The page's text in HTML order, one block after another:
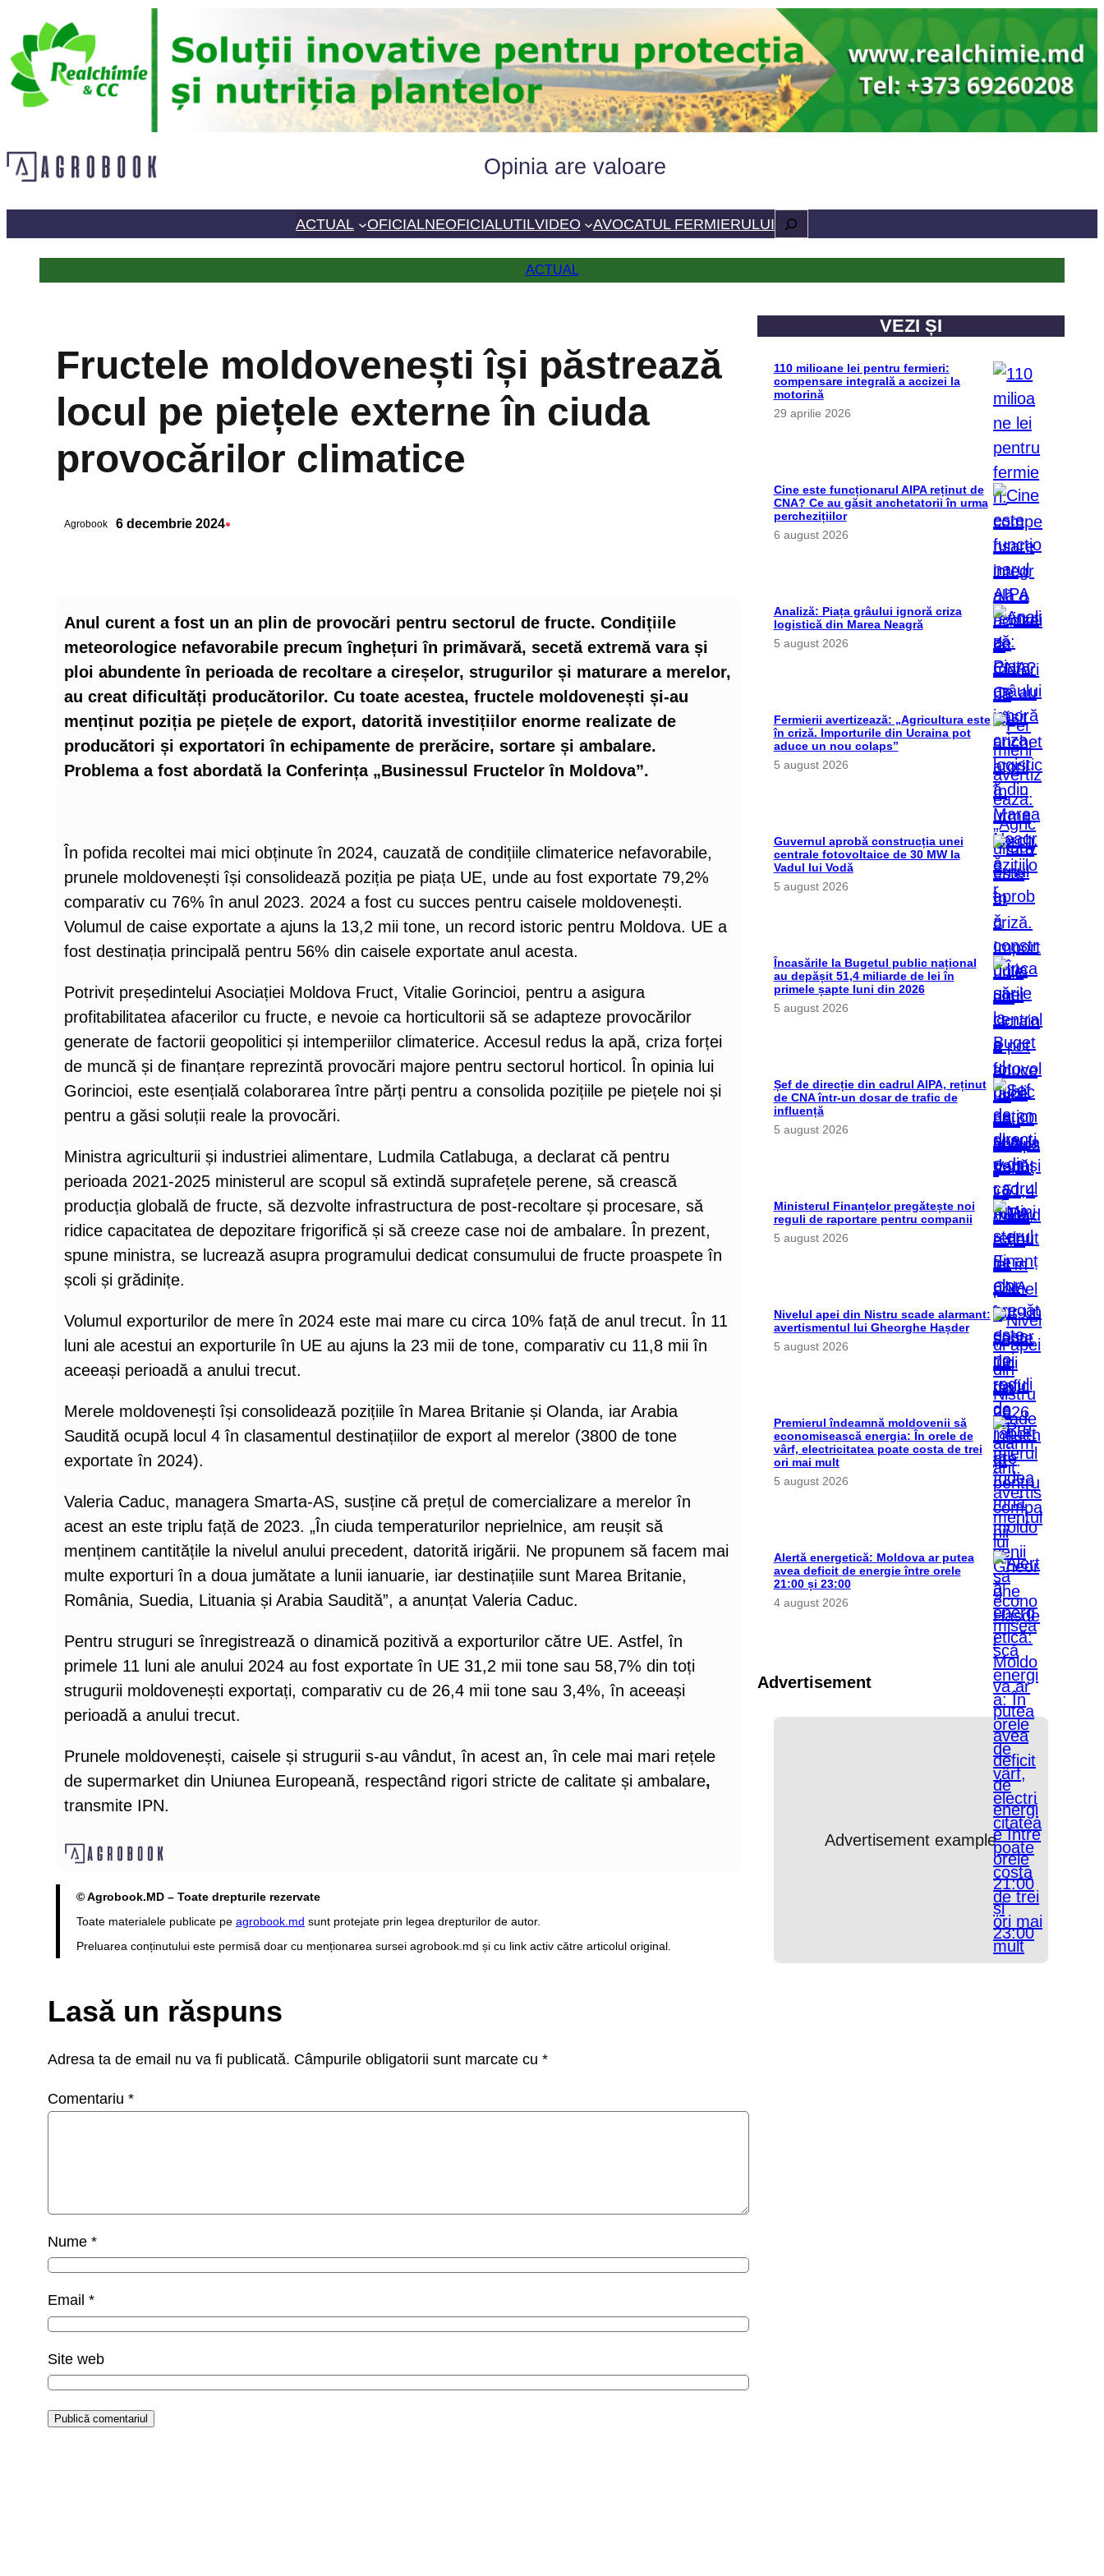
conținut
Opinia are valoare
ACTUAL OFICIALNEOFICIALUTILVIDEO AVOCATUL FERMIERULUICaută
ACTUAL
Fructele moldovenești își păstrează
locul pe piețele externe în ciuda
provocărilor climatice
Agrobook 6 decembrie 2024•
Anul curent a fost un an plin de provocări pentru sectorul de fructe. Condițiile
meteorologice nefavorabile precum înghețuri în primăvară, secetă extremă vara și
ploi abundente în perioada de recoltare a cireșelor, strugurilor și maturare a merelor,
au creat dificultăți producătorilor. Cu toate acestea, fructele moldovenești și-au
menținut poziția pe piețele de export, datorită investițiilor enorme realizate de
producători și exportatori în echipamente de prerăcire, sortare și ambalare.
Problema a fost abordată la Conferința „Businessul Fructelor în Moldova”.
În pofida recoltei mai mici obținute în 2024, cauzată de condițiile climaterice nefavorabile,
prunele moldovenești își consolidează poziția pe piața UE, unde au fost exportate 79,2%
comparativ cu 76% în anul 2023. 2024 a fost cu succes pentru caisele moldovenești.
Volumul de caise exportate a ajuns la 13,2 mii tone, un record istoric pentru Moldova. UE a
fost destinația principală pentru 56% din caisele exportate anul acesta.
Potrivit președintelui Asociației Moldova Fruct, Vitalie Gorincioi, pentru a asigura
profitabilitatea afacerilor cu fructe, e nevoie ca horticultorii să se adapteze provocărilor
generate de factorii geopolitici și intemperiilor climaterice. Accesul redus la apă, criza forței
de muncă și de finanțare reprezintă provocări majore pentru sectorul horticol. În opinia lui
Gorincioi, este esențială colaborarea între părți pentru a consolida pozițiile pe piețele noi și
pentru a găsi soluții reale la provocări.
Ministra agriculturii și industriei alimentare, Ludmila Catlabugа, a declarat că pentru
perioada 2021-2025 ministerul are scopul să extindă suprafețele perene, să crească
producția globală de fructe, să dezvolte infrastructura de post-recoltare și procesare, să
ridice capacitatea de depozitare frigorifică și să creeze case noi de ambalare. În prezent,
spune ministra, se lucrează asupra programului dedicat consumului de fructe proaspete în
școli și grădinițe.
Volumul exporturilor de mere în 2024 este mai mare cu circa 10% față de anul trecut. În 11
luni ale acestui an exporturile în UE au ajuns la 23 mii de tone, comparativ cu 11,8 mii în
aceeași perioadă a anului trecut.
Merele moldovenești își consolidează pozițiile în Marea Britanie și Olanda, iar Arabia
Saudită ocupă locul 4 în clasamentul destinațiilor de export al merelor (3800 de tone
exportate în 2024).
Valeria Caduc, managera Smarta-AS, susține că prețul de comercializare a merelor în
acest an este triplu față de 2023. „În ciuda temperaturilor neprielnice, am reușit să
menținem cantitățile la nivelul anului precedent, datorită irigării. Ne propunem să facem mai
multe exporturi în a doua jumătate a lunii ianuarie, iar destinațiile sunt Marea Britanie,
România, Suedia, Lituania și Arabia Saudită”, a anunțat Valeria Caduc.
Pentru struguri se înregistrează o dinamică pozitivă a exporturilor către UE. Astfel, în
primele 11 luni ale anului 2024 au fost exportate în UE 31,2 mii tone sau 58,7% din toți
strugurii moldovenești exportați, comparativ cu de 26,4 mii tone sau 3,4%, în aceeași
perioadă a anului trecut.
Prunele moldovenești, caisele și strugurii s-au vândut, în acest an, în cele mai mari rețele
de supermarket din Uniunea Europeană, respectând rigori stricte de calitate și ambalare,
transmite IPN.
© Agrobook.MD – Toate drepturile rezervate
Toate materialele publicate pe agrobook.md sunt protejate prin legea drepturilor de autor.
Preluarea conținutului este permisă doar cu menționarea sursei agrobook.md și cu link activ către articolul original.
Lasă un răspuns
Adresa ta de email nu va fi publicată. Câmpurile obligatorii sunt marcate cu *
Comentariu *
Nume *
Email *
Site web
VEZI ȘI
110 milioane lei pentru fermieri:
compensare integrală a accizei la
motorină
29 aprilie 2026
Cine este funcționarul AIPA reținut de
CNA? Ce au găsit anchetatorii în urma
perchezițiilor
6 august 2026
Analiză: Piața grâului ignoră criza
logistică din Marea Neagră
5 august 2026
Fermierii avertizează: „Agricultura este
în criză. Importurile din Ucraina pot
aduce un nou colaps”
5 august 2026
Guvernul aprobă construcția unei
centrale fotovoltaice de 30 MW la
Vadul lui Vodă
5 august 2026
Încasările la Bugetul public național
au depășit 51,4 miliarde de lei în
primele șapte luni din 2026
5 august 2026
Șef de direcție din cadrul AIPA, reținut
de CNA într-un dosar de trafic de
influență
5 august 2026
Ministerul Finanțelor pregătește noi
reguli de raportare pentru companii
5 august 2026
Nivelul apei din Nistru scade alarmant:
avertismentul lui Gheorghe Hașder
5 august 2026
Premierul îndeamnă moldovenii să
economisească energia: În orele de
vârf, electricitatea poate costa de trei
ori mai mult
5 august 2026
Alertă energetică: Moldova ar putea
avea deficit de energie între orele
21:00 și 23:00
4 august 2026
Advertisement
Advertisement example